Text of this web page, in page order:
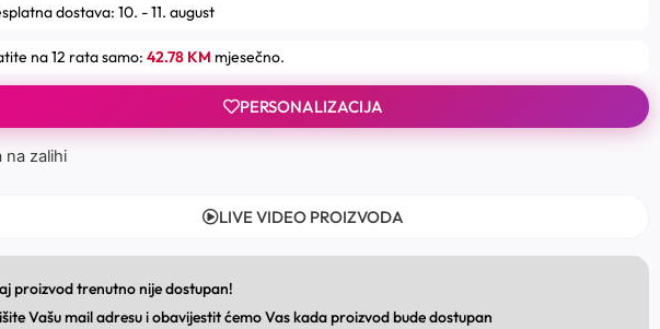
dostava: 10. - 11. august
na 12 rata samo: 42.78 KM mjesečno.
PERSONALIZACIJA
na zalihi
LIVE VIDEO PROIZVODA
proizvod trenutno nije dostupan!
Vašu mail adresu i obavijestit ćemo Vas kada proizvod bude dostupan